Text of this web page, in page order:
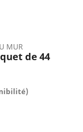
MUR
de 44